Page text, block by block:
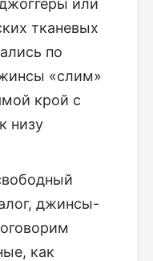
или
тканевых
по
«слим»
крой с
низу
джинсы-
как